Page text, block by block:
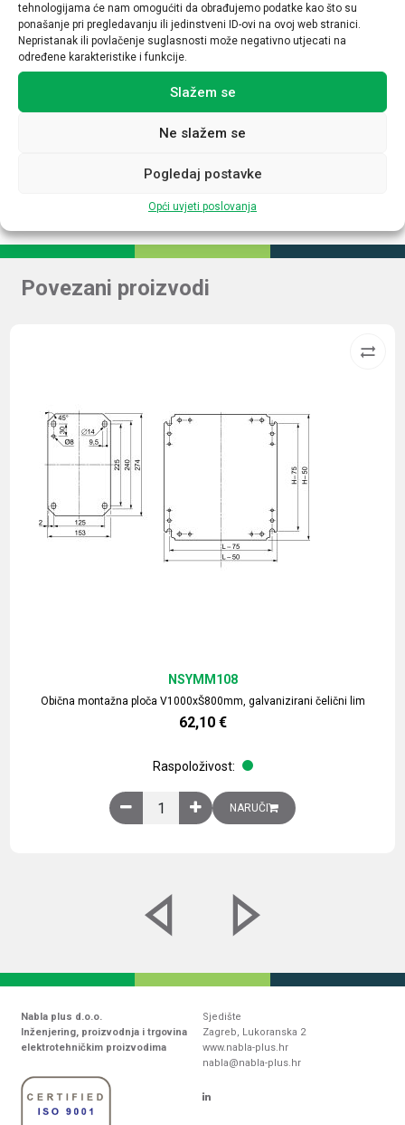
tehnologijama će nam omogućiti da obrađujemo podatke kao što su
ponašanje pri pregledavanju ili jedinstveni ID-ovi na ovoj web stranici.
Nepristanak ili povlačenje suglasnosti može negativno utjecati na
određene karakteristike i funkcije.
Slažem se
Ne slažem se
Pogledaj postavke
Opći uvjeti poslovanja
Osjetljivost
8mm
Povezani proizvodi
Obična montažna ploča V1000xŠ800mm, galvanizirani čelični lim
NSYMM108
62,10 €
Raspoloživost:
Obična montažna ploča V1000xŠ800mm,
NARUČI
Nabla plus d.o.o.
Inženjering, proizvodnja i trgovina
elektrotehničkim proizvodima
Sjedište
Zagreb, Lukoranska 2
www.nabla-plus.hr
nabla@nabla-plus.hr